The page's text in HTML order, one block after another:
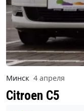
Минск 4 апреля
Citroen C5